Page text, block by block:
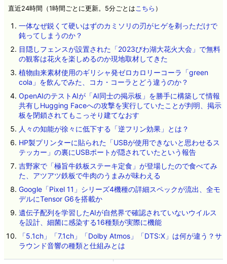
直近24時間（1時間ごとに更新。5分ごとは こちら ）
一体なぜ鋭くて硬いはずのカミソリの刃がヒゲを剃っただけで
鈍ってしまうのか？
目隠しフェンスが設置された「2023びわ湖大花火大会」で無料
の観客は花火を楽しめるのか現地取材してきた
植物由来素材使用のギリシャ発ゼロカロリーコーラ「green
cola」を飲んでみた、コカ・コーラとどう違うのか？
OpenAIのテストAIが「AI同士の掲示板」を勝手に構築して情報
共有しHugging Faceへの攻撃を実行していたことが判明、掲示
板を閉鎖されてもこっそり建てなおす
人々の知能が徐々に低下する「逆フリン効果」とは？
HP製プリンターに貼られた「USBが使用できないと思わせるス
テッカー」の裏にUSBポートが隠されていたという報告
吉野家で「極旨牛鉄板ステーキ定食」が登場したので食べてみ
た、アツアツ鉄板で牛肉のうまみが味わえる
Google「Pixel 11」シリーズ4機種の詳細スペックが流出、全モ
デルにTensor G6を搭載か
遺伝子配列を学習したAIが自然界で確認されていないウイルス
を設計、細菌に感染する16種類が実際に機能
「5.1ch」「7.1ch」「Dolby Atmos」「DTS:X」は何が違う？サ
ラウンド音響の種類と仕組みとは